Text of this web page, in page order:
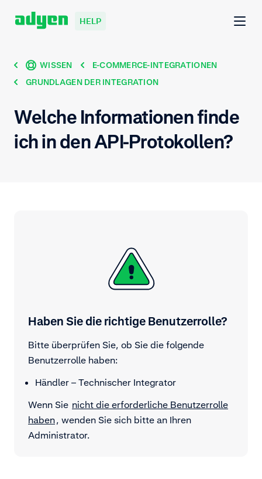
HELP
WISSEN
E-COMMERCE-INTEGRATIONEN
GRUNDLAGEN DER INTEGRATION
Welche Informationen finde
ich in den API-Protokollen?
Haben Sie die richtige Benutzerrolle?
Bitte überprüfen Sie, ob Sie die folgende
Benutzerrolle haben:
Händler – Technischer Integrator
Wenn Sie nicht die erforderliche Benutzerrolle
haben, wenden Sie sich bitte an Ihren
Administrator.